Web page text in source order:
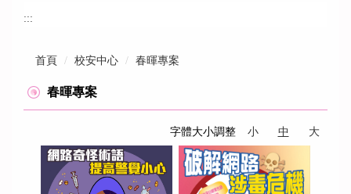
:::
首頁 校安中心 春暉專案
春暉專案
字體大小調整 小 中 大